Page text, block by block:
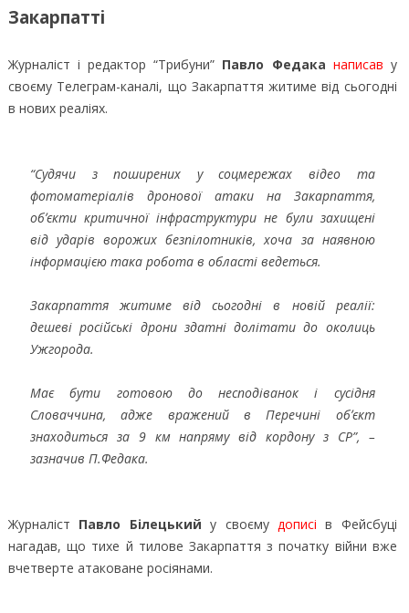
Закарпатті
Журналіст і редактор “Трибуни” Павло Федака написав у
своєму Телеграм-каналі, що Закарпаття житиме від сьогодні
в нових реаліях.
“Судячи з поширених у соцмережах відео та
фотоматеріалів дронової атаки на Закарпаття,
обʼєкти критичної інфраструктури не були захищені
від ударів ворожих безпілотників, хоча за наявною
інформацією така робота в області ведеться.
Закарпаття житиме від сьогодні в новій реалії:
дешеві російські дрони здатні долітати до околиць
Ужгорода.
Має бути готовою до несподіванок і сусідня
Словаччина, адже вражений в Перечині обʼєкт
знаходиться за 9 км напряму від кордону з СР”, –
зазначив П.Федака.
Журналіст Павло Білецький у своєму дописі в Фейсбуці
нагадав, що тихе й тилове Закарпаття з початку війни вже
вчетверте атаковане росіянами.